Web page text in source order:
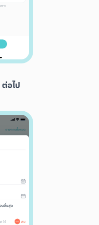
ต่อไป